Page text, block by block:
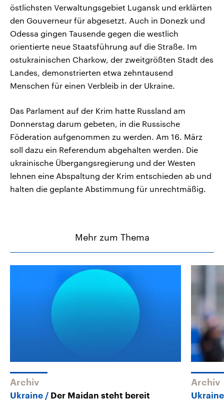
östlichsten Verwaltungsgebiet Lugansk und erklärten
den Gouverneur für abgesetzt. Auch in Donezk und
Odessa gingen Tausende gegen die westlich
orientierte neue Staatsführung auf die Straße. Im
ostukrainischen Charkow, der zweitgrößten Stadt des
Landes, demonstrierten etwa zehntausend
Menschen für einen Verbleib in der Ukraine.
Das Parlament auf der Krim hatte Russland am
Donnerstag darum gebeten, in die Russische
Föderation aufgenommen zu werden. Am 16. März
soll dazu ein Referendum abgehalten werden. Die
ukrainische Übergangsregierung und der Westen
lehnen eine Abspaltung der Krim entschieden ab und
halten die geplante Abstimmung für unrechtmäßig.
Mehr zum Thema
Archiv
Ukraine Der Maidan steht bereit
Archiv
Ukraine